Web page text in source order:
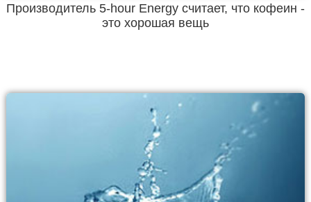
Производитель 5-hour Energy считает, что кофеин -
это хорошая вещь